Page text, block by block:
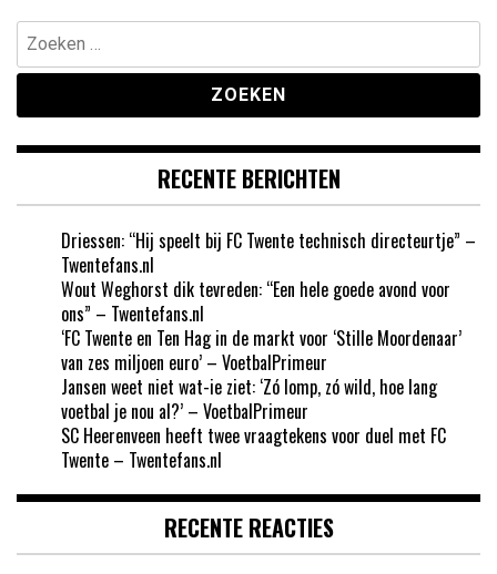
Zoeken
naar:
RECENTE BERICHTEN
Driessen: “Hij speelt bij FC Twente technisch directeurtje” –
Twentefans.nl
Wout Weghorst dik tevreden: “Een hele goede avond voor
ons” – Twentefans.nl
‘FC Twente en Ten Hag in de markt voor ‘Stille Moordenaar’
van zes miljoen euro’ – VoetbalPrimeur
Jansen weet niet wat-ie ziet: ‘Zó lomp, zó wild, hoe lang
voetbal je nou al?’ – VoetbalPrimeur
SC Heerenveen heeft twee vraagtekens voor duel met FC
Twente – Twentefans.nl
RECENTE REACTIES